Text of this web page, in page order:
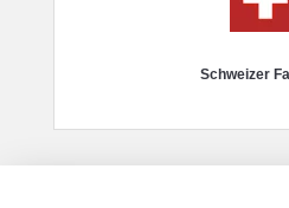
Schweizer